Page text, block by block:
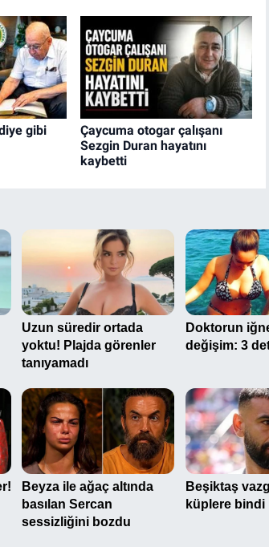
gibi
Çaycuma otogar çalışanı
Sezgin Duran hayatını
kaybetti